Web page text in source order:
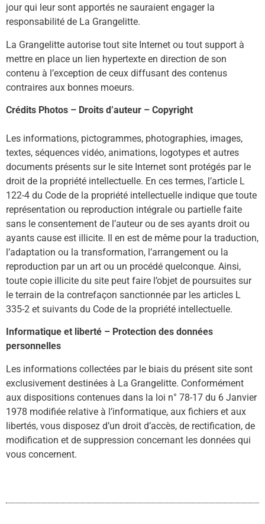
jour qui leur sont apportés ne sauraient engager la
responsabilité de La Grangelitte.
La Grangelitte autorise tout site Internet ou tout support à
mettre en place un lien hypertexte en direction de son
contenu à l’exception de ceux diffusant des contenus
contraires aux bonnes moeurs.
Crédits Photos – Droits d’auteur – Copyright
Les informations, pictogrammes, photographies, images,
textes, séquences vidéo, animations, logotypes et autres
documents présents sur le site Internet sont protégés par le
droit de la propriété intellectuelle. En ces termes, l’article L
122-4 du Code de la propriété intellectuelle indique que toute
représentation ou reproduction intégrale ou partielle faite
sans le consentement de l’auteur ou de ses ayants droit ou
ayants cause est illicite. Il en est de même pour la traduction,
l’adaptation ou la transformation, l’arrangement ou la
reproduction par un art ou un procédé quelconque. Ainsi,
toute copie illicite du site peut faire l’objet de poursuites sur
le terrain de la contrefaçon sanctionnée par les articles L
335-2 et suivants du Code de la propriété intellectuelle.
Informatique et liberté – Protection des données
personnelles
Les informations collectées par le biais du présent site sont
exclusivement destinées à La Grangelitte. Conformément
aux dispositions contenues dans la loi n° 78-17 du 6 Janvier
1978 modifiée relative à l’informatique, aux fichiers et aux
libertés, vous disposez d’un droit d’accès, de rectification, de
modification et de suppression concernant les données qui
vous concernent.